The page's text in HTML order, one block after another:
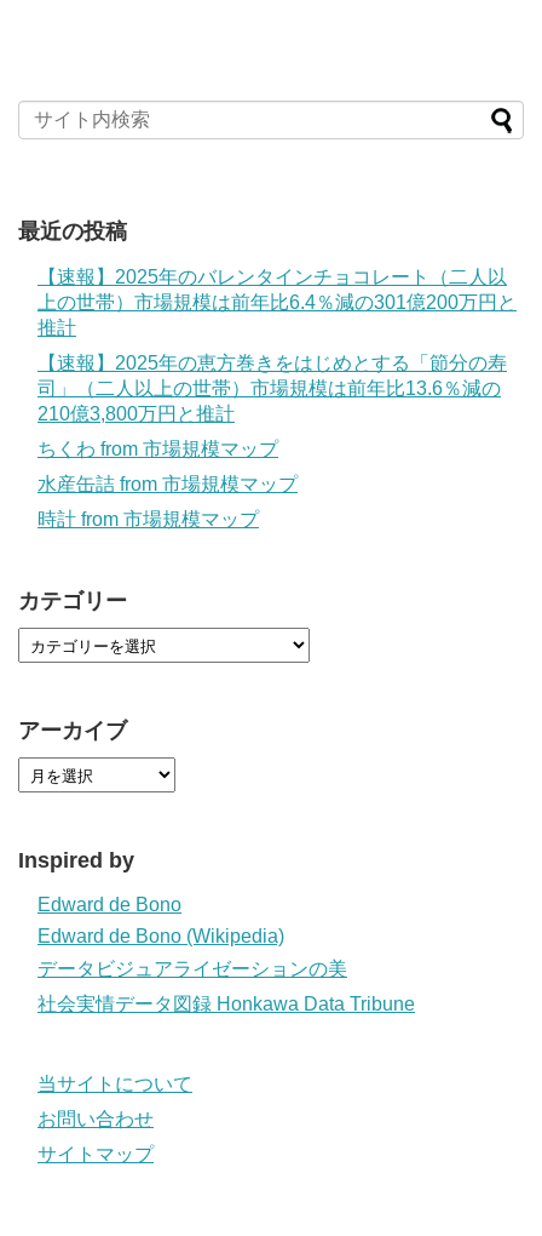
最近の投稿
【速報】2025年のバレンタインチョコレート（二人以
上の世帯）市場規模は前年比6.4％減の301億200万円と
推計
【速報】2025年の恵方巻きをはじめとする「節分の寿
司」（二人以上の世帯）市場規模は前年比13.6％減の
210億3,800万円と推計
ちくわ from 市場規模マップ
水産缶詰 from 市場規模マップ
時計 from 市場規模マップ
カテゴリー
アーカイブ
Inspired by
Edward de Bono
Edward de Bono (Wikipedia)
データビジュアライゼーションの美
社会実情データ図録 Honkawa Data Tribune
当サイトについて
お問い合わせ
サイトマップ